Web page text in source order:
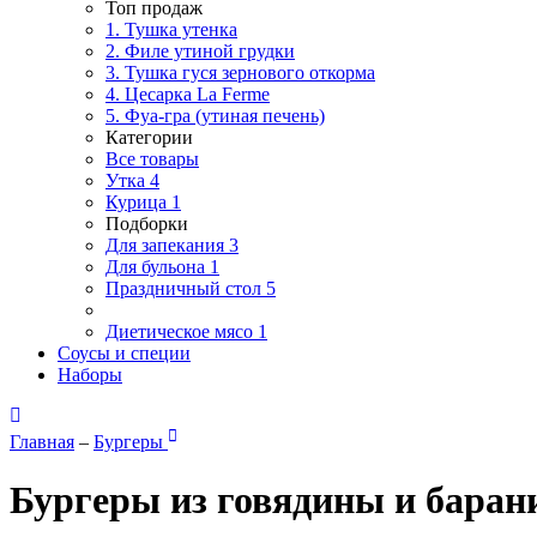
Топ продаж
1. Тушка утенка
2. Филе утиной грудки
3. Тушка гуся зернового откорма
4. Цесарка La Ferme
5. Фуа-гра (утиная печень)
Категории
Все товары
Утка 4
Курица 1
Подборки
Для запекания 3
Для бульона 1
Праздничный стол 5
Диетическое мясо 1
Соусы и специи
Наборы
Главная – Бургеры
Бургеры из говядины и